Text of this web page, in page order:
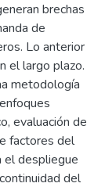
brechas
de
Lo anterior
el largo plazo.
metodología
evaluación de
factores del
el despliegue
del